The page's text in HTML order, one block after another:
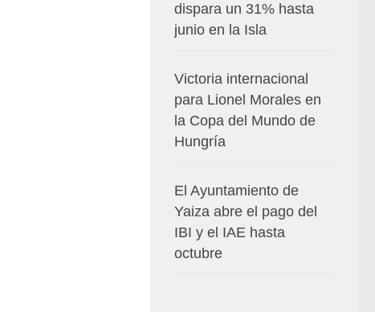
dispara un 31% hasta
junio en la Isla
Victoria internacional
para Lionel Morales en
la Copa del Mundo de
Hungría
El Ayuntamiento de
Yaiza abre el pago del
IBI y el IAE hasta
octubre